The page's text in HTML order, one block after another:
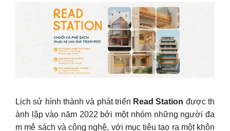
Lịch sử hình thành và phát triển Read Station được th
ành lập vào năm 2022 bởi một nhóm những người đa
m mê sách và công nghệ, với mục tiêu tạo ra một khôn